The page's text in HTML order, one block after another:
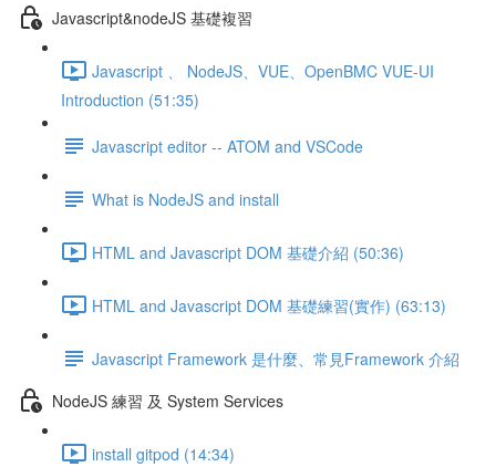
Javascript&nodeJS 基礎複習
Javascript 、 NodeJS、VUE、OpenBMC VUE-UI
Introduction (51:35)
Javascript editor -- ATOM and VSCode
What is NodeJS and install
HTML and Javascript DOM 基礎介紹 (50:36)
HTML and Javascript DOM 基礎練習(實作) (63:13)
Javascript Framework 是什麼、常見Framework 介紹
NodeJS 練習 及 System Services
install gitpod (14:34)